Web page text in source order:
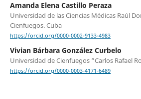
Amanda Elena Castillo Peraza
Universidad de las Ciencias Médicas Raúl
Cienfuegos. Cuba
https://orcid.org/0000-0002-9133-4983
Vivian Bárbara González Curbelo
Universidad de Cienfuegos “Carlos Rafael
https://orcid.org/0000-0003-4171-6489